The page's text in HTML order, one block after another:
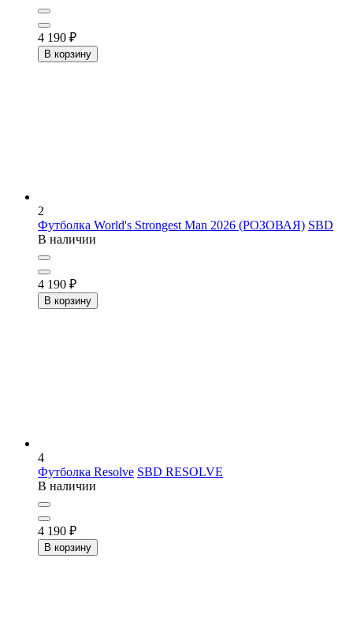
4 190 ₽
В корзину
2
Футболка World's Strongest Man 2026 (РОЗОВАЯ) SBD
В наличии
4 190 ₽
В корзину
4
Футболка Resolve SBD RESOLVE
В наличии
4 190 ₽
В корзину